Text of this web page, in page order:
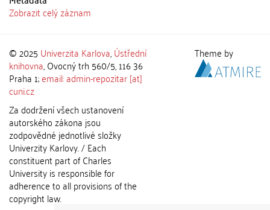
Zobrazit celý záznam
© 2025 Univerzita Karlova,Ústřední
knihovna, Ovocný trh 560/5, 116 36
Praha 1;email: admin-repozitar [at]
cuni.cz
Za dodržení všech ustanovení
autorského zákona jsou
zodpovědné jednotlivé složky
Univerzity Karlovy. / Each
constituent part of Charles
University is responsible for
adherence to all provisions of the
copyright law.
Theme by